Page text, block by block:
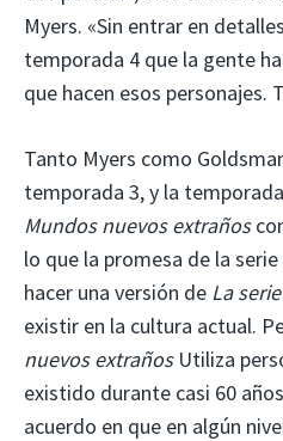
Myers. «Sin entrar en
temporada 4 que la gente
que hacen esos personajes.
Tanto Myers como
temporada 3, y la
Mundos nuevos extraños
lo que la promesa de la
hacer una versión de La
existir en la cultura actual.
nuevos extrañosUtiliza
existido durante casi 60
acuerdo en que en algún